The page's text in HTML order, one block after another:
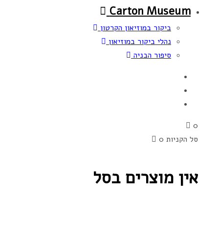
Carton Museum
ביקור במוזיאון הקרטון
נהלי ביקור במוזיאון
סיפור הבניה
0
סל הקניות 0
אין מוצרים בסל